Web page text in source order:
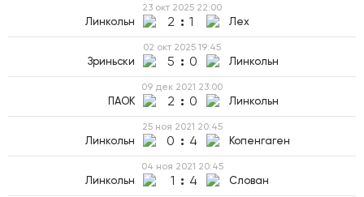
23 окт 2025 22:00
Линкольн 2 : 1 Лех
02 окт 2025 19:45
Зриньски 5 : 0 Линкольн
09 дек 2021 23:00
ПАОК 2 : 0 Линкольн
25 ноя 2021 20:45
Линкольн 0 : 4 Копенгаген
04 ноя 2021 20:45
Линкольн 1 : 4 Слован